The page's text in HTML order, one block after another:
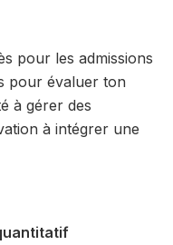
pour les admissions
pour évaluer ton
à gérer des
à intégrer une